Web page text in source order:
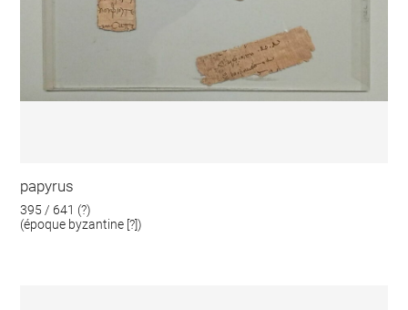
papyrus
395 / 641 (?)
(époque byzantine [?])